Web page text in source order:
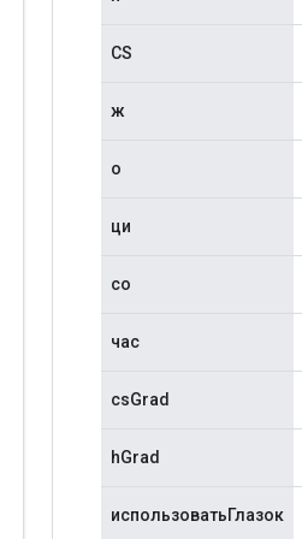
CS
ж
о
ци
со
час
csGrad
hGrad
использоватьГлазок